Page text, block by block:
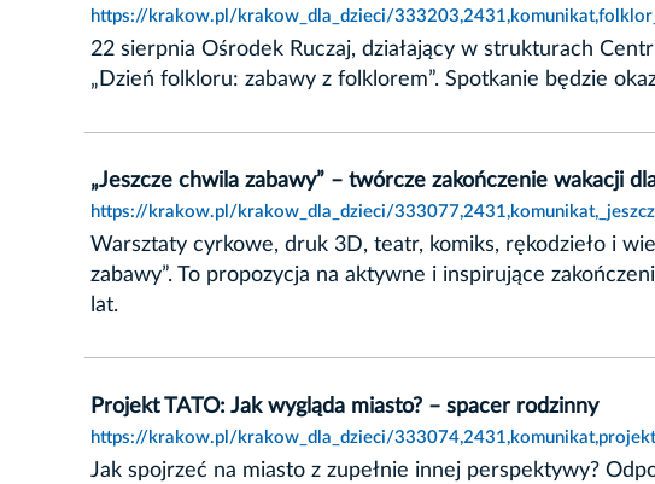
https://krakow.pl/krakow_dla_dzieci/
22 sierpnia Ośrodek Ruczaj, działający w strukturach
„Dzień folkloru: zabawy z folklorem”. Spotkanie będzie
„Jeszcze chwila zabawy” – twórcze zakończenie wakacji
https://krakow.pl/krakow_dla_dzieci/
Warsztaty cyrkowe, druk 3D, teatr, komiks, rękodzieło i
zabawy”. To propozycja na aktywne i inspirujące
lat.
Projekt TATO: Jak wygląda miasto? – spacer rodzinny
https://krakow.pl/krakow_dla_dzieci/
Jak spojrzeć na miasto z zupełnie innej perspektywy?